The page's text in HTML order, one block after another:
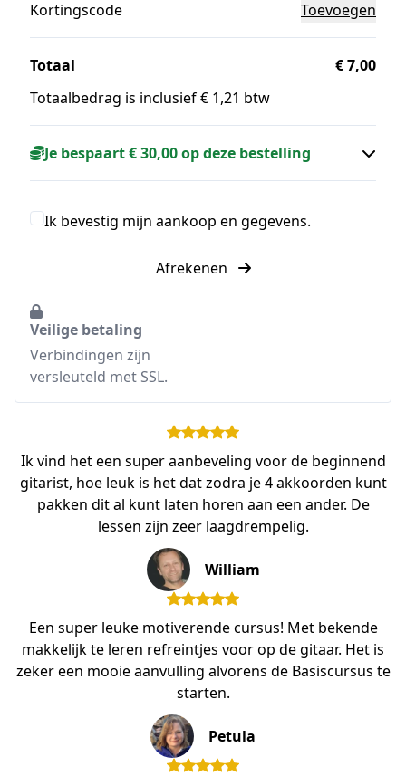
Kortingscode Toevoegen
Totaal
€ 7,00
Totaalbedrag is inclusief € 1,21 btw
Je bespaart € 30,00 op deze bestelling
Ik bevestig mijn aankoop en gegevens.
Afrekenen
Veilige betaling
Verbindingen zijn
versleuteld met SSL.
Ik vind het een super aanbeveling voor de beginnend
gitarist, hoe leuk is het dat zodra je 4 akkoorden kunt
pakken dit al kunt laten horen aan een ander. De
lessen zijn zeer laagdrempelig.
William
Een super leuke motiverende cursus! Met bekende
makkelijk te leren refreintjes voor op de gitaar. Het is
zeker een mooie aanvulling alvorens de Basiscursus te
starten.
Petula